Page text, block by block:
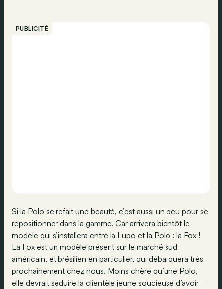
PUBLICITÉ
Si la Polo se refait une beauté, c’est aussi un peu pour se
repositionner dans la gamme. Car arrivera bientôt le
modèle qui s’installera entre la Lupo et la Polo : la Fox !
La Fox est un modèle présent sur le marché sud
américain, et brésilien en particulier, qui débarquera très
prochainement chez nous. Moins chère qu’une Polo,
elle devrait séduire la clientèle jeune soucieuse d’avoir